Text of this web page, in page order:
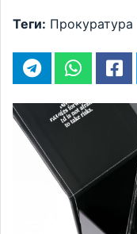
Теги: Прокуратура